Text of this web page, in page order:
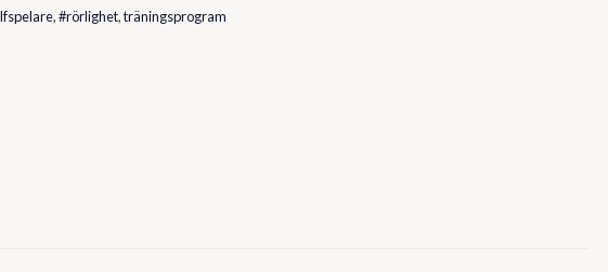
,#rörlighet,träningsprogram